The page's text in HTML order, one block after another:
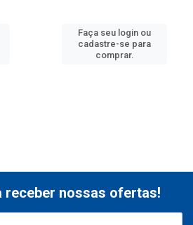
Faça seu login ou
cadastre-se para
comprar.
receber nossas ofertas!